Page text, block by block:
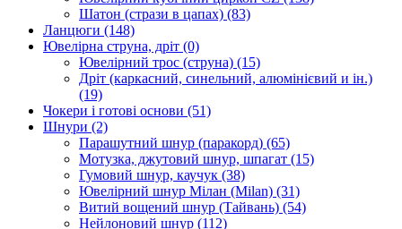
Шатон (стрази в цапах) (83)
Ланцюги (148)
Ювелірна струна, дріт (0)
Ювелірний трос (струна) (15)
Дріт (каркасний, синельний, алюмінієвий и ін.)
(19)
Чокери і готові основи (51)
Шнури (2)
Парашутний шнур (паракорд) (65)
Мотузка, джутовий шнур, шпагат (15)
Гумовий шнур, каучук (38)
Ювелірний шнур Мілан (Milan) (31)
Витий вощений шнур (Тайвань) (54)
Нейлоновий шнур (112)